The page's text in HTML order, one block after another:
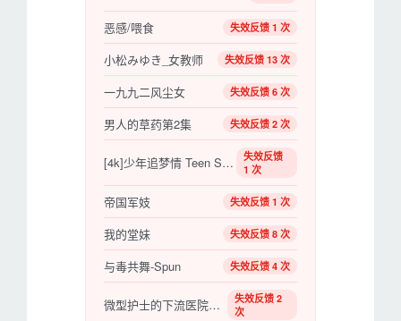
恶感/喂食 失效反馈 1 次
小松みゆき_女教师 失效反馈 13 次
一九九二风尘女 失效反馈 6 次
男人的草药第2集 失效反馈 2 次
[4k]少年追梦情 Teen Spirit (2019)
失效反馈
1 次
帝国军妓 失效反馈 1 次
我的堂妹 失效反馈 8 次
与毒共舞-Spun 失效反馈 4 次
微型护士的下流医院生活1
失效反馈 2
次